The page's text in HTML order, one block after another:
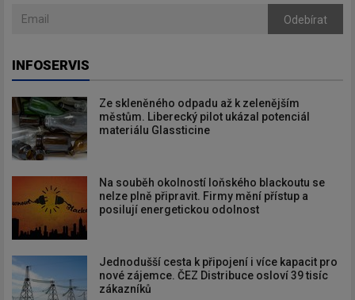
Odebírat
INFOSERVIS
Ze skleněného odpadu až k zelenějším
městům. Liberecký pilot ukázal potenciál
materiálu Glassticine
Na souběh okolností loňského blackoutu se
nelze plně připravit. Firmy mění přístup a
posilují energetickou odolnost
Jednodušší cesta k připojení i více kapacit pro
nové zájemce. ČEZ Distribuce osloví 39 tisíc
zákazníků